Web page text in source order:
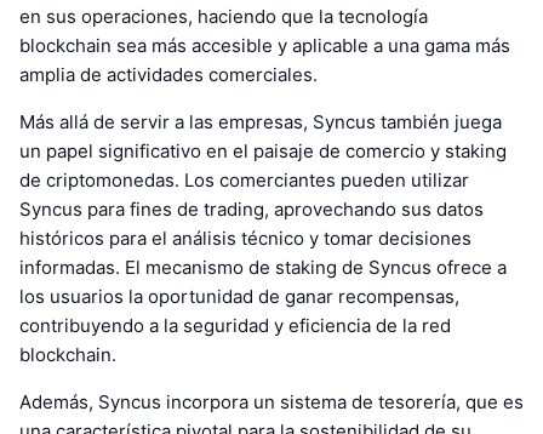
en sus operaciones, haciendo que la tecnología
blockchain sea más accesible y aplicable a una gama más
amplia de actividades comerciales.
Más allá de servir a las empresas, Syncus también juega
un papel significativo en el paisaje de comercio y staking
de criptomonedas. Los comerciantes pueden utilizar
Syncus para fines de trading, aprovechando sus datos
históricos para el análisis técnico y tomar decisiones
informadas. El mecanismo de staking de Syncus ofrece a
los usuarios la oportunidad de ganar recompensas,
contribuyendo a la seguridad y eficiencia de la red
blockchain.
Además, Syncus incorpora un sistema de tesorería, que es